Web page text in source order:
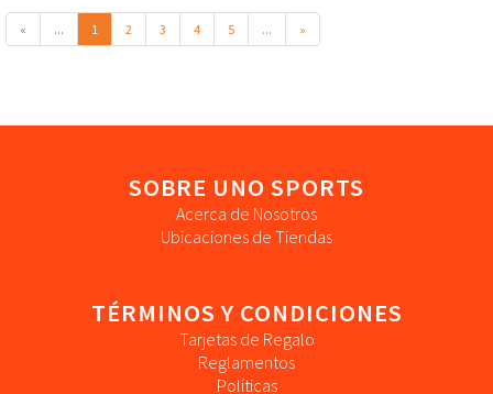
« ... 1 2 3 4 5 ... »
SOBRE UNO SPORTS
Acerca de Nosotros
Ubicaciones de Tiendas
TÉRMINOS Y CONDICIONES
Tarjetas de Regalo
Reglamentos
Políticas